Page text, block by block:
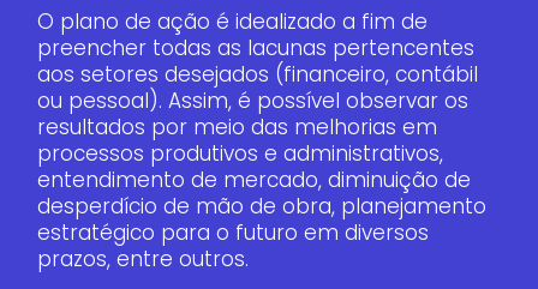
O plano de ação é idealizado a fim de
preencher todas as lacunas pertencentes
aos setores desejados (financeiro, contábil
ou pessoal). Assim, é possível observar os
resultados por meio das melhorias em
processos produtivos e administrativos,
entendimento de mercado, diminuição de
desperdício de mão de obra, planejamento
estratégico para o futuro em diversos
prazos, entre outros.